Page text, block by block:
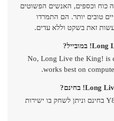
וכספים, האנשים הפשוטים
טובים יותר. הם התמרדו
זאת בשקט וללא עדים.
No, Long Live the King! is
works best on
כן, Long Live the King! זמין בY8 בחינם וניתן לשחק בו ישירות